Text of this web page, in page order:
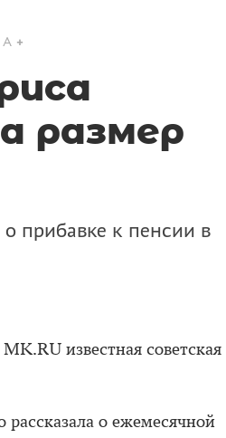
A
размер
прибавке к пенсии в
MK.RU известная советская
о ежемесячной